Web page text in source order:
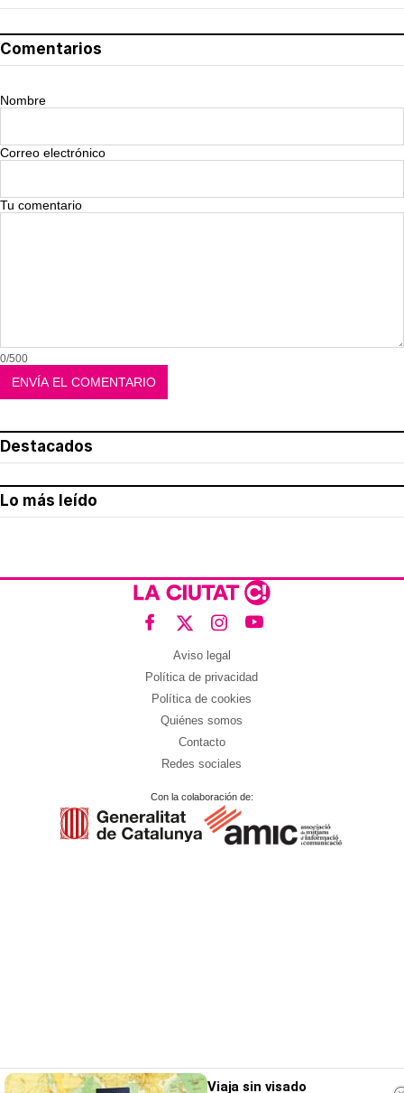
Comentarios
Nombre
Correo electrónico
Tu comentario
0/500
Destacados
Lo más leído
Aviso legal
Política de privacidad
Política de cookies
Quiénes somos
Contacto
Redes sociales
Con la colaboración de:
Viaja sin visado